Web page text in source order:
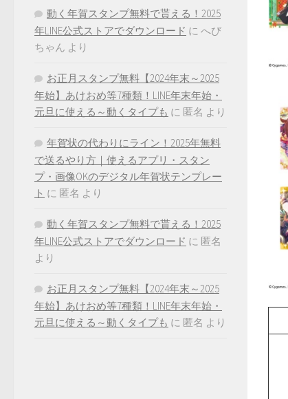
動く年賀スタンプ無料で貰える！2025
年LINE公式ストアでダウンロード に へび
ちゃん より
お正月スタンプ無料【2024年末～2025
年始】あけおめ等7種類！LINE年末年始・
元旦に使える～動くタイプも に 匿名 より
年賀状の代わりにライン！2025年無料
で送るやり方｜使えるアプリ・スタン
プ・画像OKのデジタル年賀状テンプレー
ト に 匿名 より
動く年賀スタンプ無料で貰える！2025
年LINE公式ストアでダウンロード に 匿名
より
お正月スタンプ無料【2024年末～2025
年始】あけおめ等7種類！LINE年末年始・
元旦に使える～動くタイプも に 匿名 より